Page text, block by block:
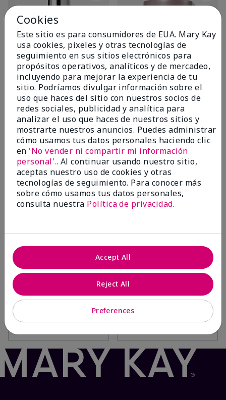
TimeWise Repair® Volu-
Firm® Advanced Lifting
Serum
$74.00
Añadir a la bolsa
TimeWise Repair® Volu-
Firm® Night Treatment
$54.00
Añadir a la bolsa
TimeWise Repair® Volu-
Firm® Foaming Cleanser
$30.00
TimeWise Repair Volu-Firm
The Go Set®
$40.00
Cookies
Este sitio es para consumidores de EUA. Mary Kay
usa cookies, pixeles y otras tecnologías de
seguimiento en sus sitios electrónicos para
propósitos operativos, analíticos y de mercadeo,
incluyendo para mejorar la experiencia de tu
sitio. Podríamos divulgar información sobre el
uso que haces del sitio con nuestros socios de
redes sociales, publicidad y analítica para
analizar el uso que haces de nuestros sitios y
mostrarte nuestros anuncios. Puedes administrar
cómo usamos tus datos personales haciendo clic
en 'No vender ni compartir mi información
personal'.. Al continuar usando nuestro sitio,
aceptas nuestro uso de cookies y otras
tecnologías de seguimiento. Para conocer más
sobre cómo usamos tus datos personales,
consulta nuestra Política de privacidad.
Preferences
Reject All
Accept All